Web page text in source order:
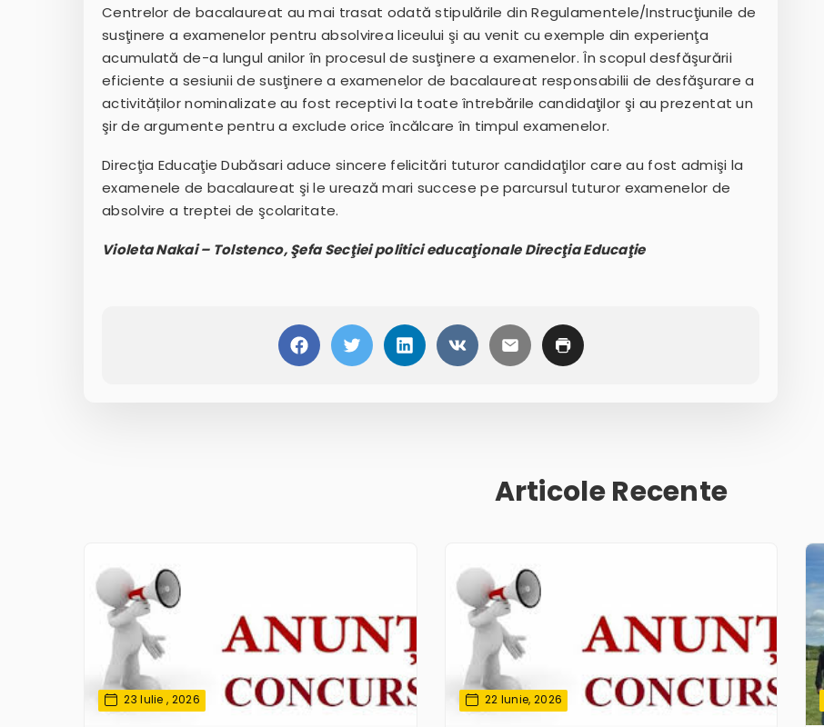
Centrelor de bacalaureat au mai trasat odată stipulările din Regulamentele/Instrucţiunile de
susţinere a examenelor pentru absolvirea liceului şi au venit cu exemple din experienţa
acumulată de-a lungul anilor în procesul de susţinere a examenelor. În scopul desfăşurării
eficiente a sesiunii de susţinere a examenelor de bacalaureat responsabilii de desfăşurare a
activităților nominalizate au fost receptivi la toate întrebările candidaţilor şi au prezentat un
şir de argumente pentru a exclude orice încălcare în timpul examenelor.
Direcţia Educaţie Dubăsari aduce sincere felicitări tuturor candidaţilor care au fost admişi la
examenele de bacalaureat şi le urează mari succese pe parcursul tuturor examenelor de
absolvire a treptei de şcolaritate.
Violeta Nakai – Tolstenco, Şefa Secţiei politici educaţionale Direcţia Educaţie
Articole Recente
23 Iulie , 2026 22 Iunie, 2026